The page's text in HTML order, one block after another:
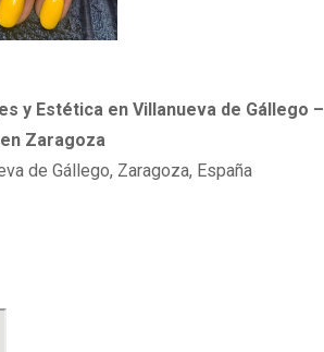
y Estética en Villanueva de Gállego –
Zaragoza
de Gállego, Zaragoza, España